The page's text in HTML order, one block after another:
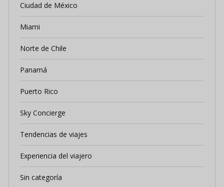
Ciudad de México
Miami
Norte de Chile
Panamá
Puerto Rico
Sky Concierge
Tendencias de viajes
Experiencia del viajero
Sin categoría